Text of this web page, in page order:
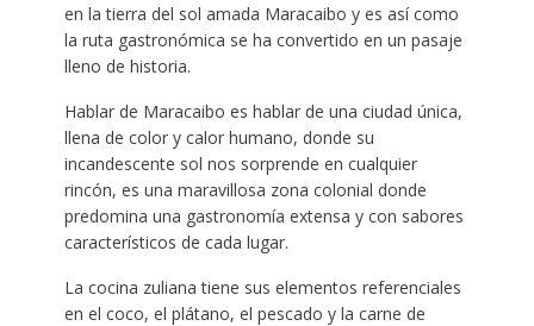
en la tierra del sol amada Maracaibo y es así como
la ruta gastronómica se ha convertido en un pasaje
lleno de historia.
Hablar de Maracaibo es hablar de una ciudad única,
llena de color y calor humano, donde su
incandescente sol nos sorprende en cualquier
rincón, es una maravillosa zona colonial donde
predomina una gastronomía extensa y con sabores
característicos de cada lugar.
La cocina zuliana tiene sus elementos referenciales
en el coco, el plátano, el pescado y la carne de